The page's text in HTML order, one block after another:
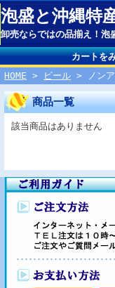
泡盛と沖縄特
卸売ならではの品揃え！泡
カートを
HOME > ビール > ノン
商品一覧
該当商品はありません